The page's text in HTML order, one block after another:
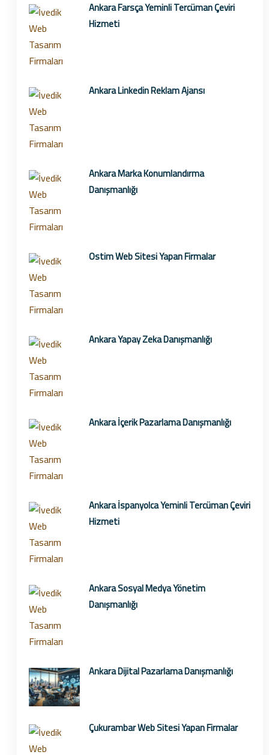
Ankara Farsça Yeminli Tercüman Çeviri
Hizmeti
Ankara Linkedin Reklam Ajansı
Ankara Marka Konumlandırma
Danışmanlığı
Ostim Web Sitesi Yapan Firmalar
Ankara Yapay Zeka Danışmanlığı
Ankara İçerik Pazarlama Danışmanlığı
Ankara İspanyolca Yeminli Tercüman Çeviri
Hizmeti
Ankara Sosyal Medya Yönetim
Danışmanlığı
Ankara Dijital Pazarlama Danışmanlığı
Çukurambar Web Sitesi Yapan Firmalar